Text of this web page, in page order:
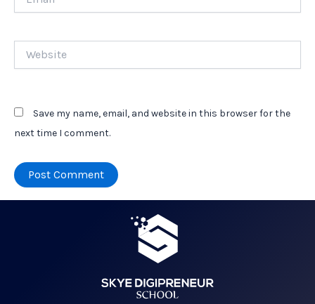
Save my name, email, and website in this browser for the
next time I comment.